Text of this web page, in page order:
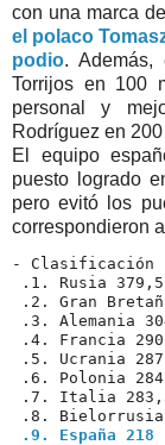
con una marca
el polaco
podio. Además,
Torrijos en 100
personal y
Rodríguez en
El equipo
puesto logrado
pero evitó los
correspondieron
- Clasificación
.1. Rusia 379,5
.2. Gran
.3. Alemania
.4. Francia 290
.5. Ucrania 287
.6. Polonia 284
.7. Italia
.8. Bielorrusia
.9. España 218